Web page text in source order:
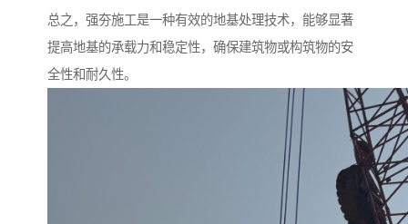
总之，强夯施工是一种有效的地基处理技术，能够显著
提高地基的承载力和稳定性，确保建筑物或构筑物的安
全性和耐久性。